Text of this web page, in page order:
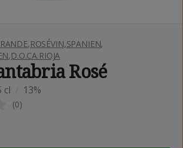
,ROSÉVIN,SPANIEN,
,D.O.CA.RIOJA
Rosé
cl 13%
(0)